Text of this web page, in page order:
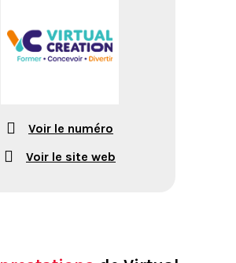
Voir le numéro
Voir le site web